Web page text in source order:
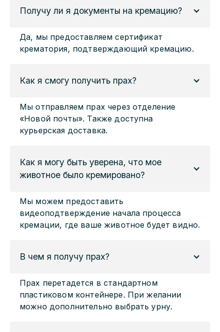
Получу ли я документы на кремацию?
Да, мы предоставляем сертификат
крематория, подтверждающий кремацию.
Как я смогу получить прах?
Мы отправляем прах через отделение
«Новой почты». Также доступна
курьерская доставка.
Как я могу быть уверена, что мое
животное было кремировано?
Мы можем предоставить
видеоподтверждение начала процесса
кремации, где ваше животное будет видно.
В чем я получу прах?
Прах перетадется в стандартном
пластиковом контейнере. При желании
можно дополнительно выбрать урну.